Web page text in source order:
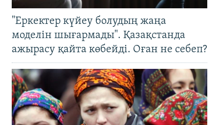
"Еркектер күйеу болудың жаңа
моделін шығармады". Қазақстанда
ажырасу қайта көбейді. Оған не себеп?